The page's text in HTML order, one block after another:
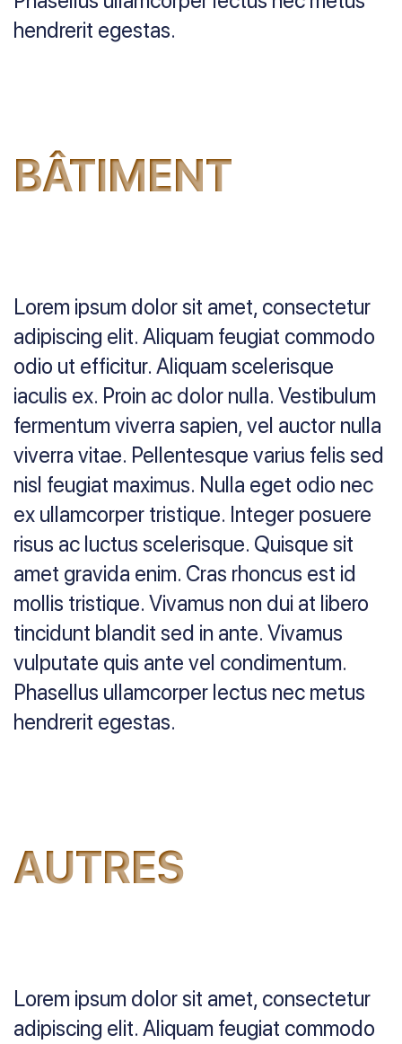
hendrerit egestas.
BÂTIMENT
Lorem ipsum dolor sit amet, consectetur
adipiscing elit. Aliquam feugiat commodo
odio ut efficitur. Aliquam scelerisque
iaculis ex. Proin ac dolor nulla. Vestibulum
fermentum viverra sapien, vel auctor nulla
viverra vitae. Pellentesque varius felis sed
nisl feugiat maximus. Nulla eget odio nec
ex ullamcorper tristique. Integer posuere
risus ac luctus scelerisque. Quisque sit
amet gravida enim. Cras rhoncus est id
mollis tristique. Vivamus non dui at libero
tincidunt blandit sed in ante. Vivamus
vulputate quis ante vel condimentum.
Phasellus ullamcorper lectus nec metus
hendrerit egestas.
AUTRES
Lorem ipsum dolor sit amet, consectetur
adipiscing elit. Aliquam feugiat commodo